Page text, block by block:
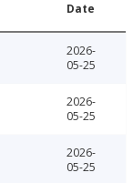
Date
2026-
05-25
2026-
05-25
2026-
05-25